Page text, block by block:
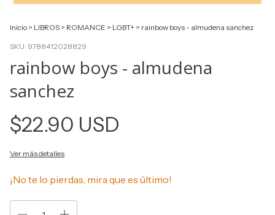
Inicio > LIBROS > ROMANCE > LGBT+ > rainbow boys - almudena sanchez
SKU: 9788412028829
rainbow boys - almudena
sanchez
$22.90 USD
Ver más detalles
¡No te lo pierdas, mira que es último!